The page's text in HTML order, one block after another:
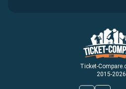
2015-2026